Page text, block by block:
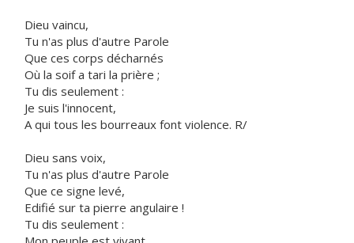
Dieu vaincu,
Tu n'as plus d'autre Parole
Que ces corps décharnés
Où la soif a tari la prière ;
Tu dis seulement :
Je suis l'innocent,
A qui tous les bourreaux font violence. R/
Dieu sans voix,
Tu n'as plus d'autre Parole
Que ce signe levé,
Edifié sur ta pierre angulaire !
Tu dis seulement :